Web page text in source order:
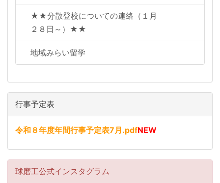
★★分散登校についての連絡（１月
２８日～）★★
地域みらい留学
行事予定表
令和８年度年間行事予定表7月.pdfNEW
球磨工公式インスタグラム